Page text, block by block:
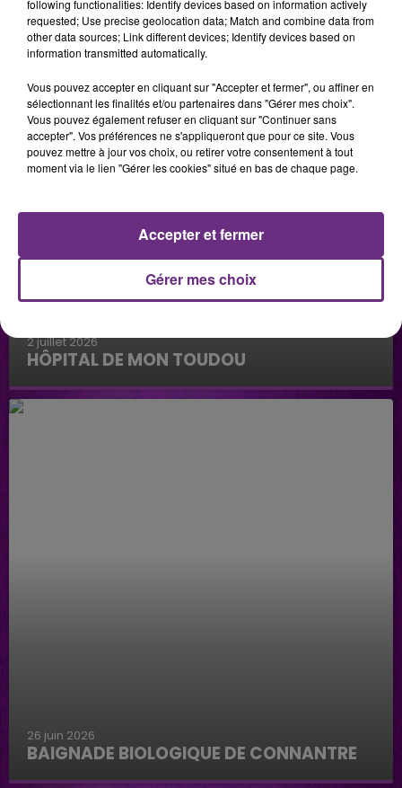
2 juillet 2026
HÔPITAL DE MON TOUDOU
Hôpital de mon Toudou
26 juin 2026
BAIGNADE BIOLOGIQUE DE CONNANTRE
Baignade biologique de Connantre
following functionalities: Identify devices based on information actively
requested; Use precise geolocation data; Match and combine data from
other data sources; Link different devices; Identify devices based on
information transmitted automatically.
Vous pouvez accepter en cliquant sur "Accepter et fermer", ou affiner en
sélectionnant les finalités et/ou partenaires dans "Gérer mes choix".
Vous pouvez également refuser en cliquant sur "Continuer sans
accepter". Vos préférences ne s'appliqueront que pour ce site. Vous
pouvez mettre à jour vos choix, ou retirer votre consentement à tout
moment via le lien "Gérer les cookies" situé en bas de chaque page.
Gérer mes choix
Accepter et fermer